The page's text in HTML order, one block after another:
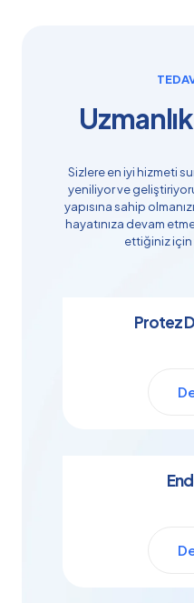
Sizlere en iyi hizmeti
yeniliyor ve
yapısına sahip
hayatınıza devam
ettiğiniz için
Protez